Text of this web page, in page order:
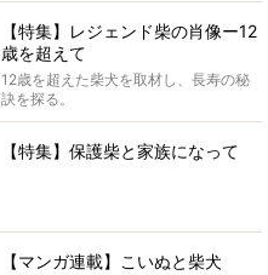
【特集】レジェンド柴の肖像ー12
歳を超えて
12歳を超えた柴犬を取材し、長寿の秘
訣を探る。
【特集】保護柴と家族になって
【マンガ連載】こいぬと柴犬